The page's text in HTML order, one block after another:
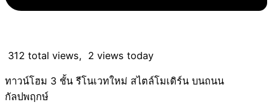
312 total views, 2 views today
ทาวน์โฮม 3 ชั้น รีโนเวทใหม่ สไตล์โมเดิร์น บนถนน
กัลปพฤกษ์